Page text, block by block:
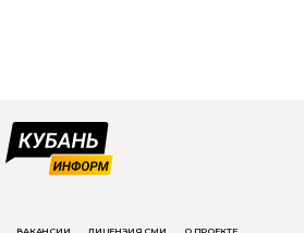
ВАКАНСИИ ЛИЦЕНЗИЯ СМИ О ПРОЕКТЕ